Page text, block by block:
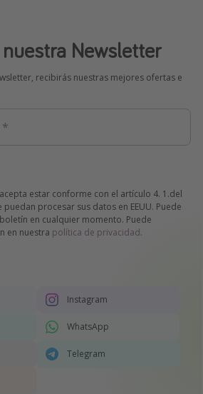
Newsletter
recibirás nuestras mejores ofertas e
estar conforme con el artículo 4. 1.del
puedan procesar sus datos en EEUU. Puede
en cualquier momento. Puede
en nuestra política de privacidad.
Instagram
WhatsApp
Telegram